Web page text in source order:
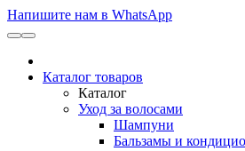
Напишите нам в WhatsApp
Каталог товаров
Каталог
Уход за волосами
Шампуни
Бальзамы и